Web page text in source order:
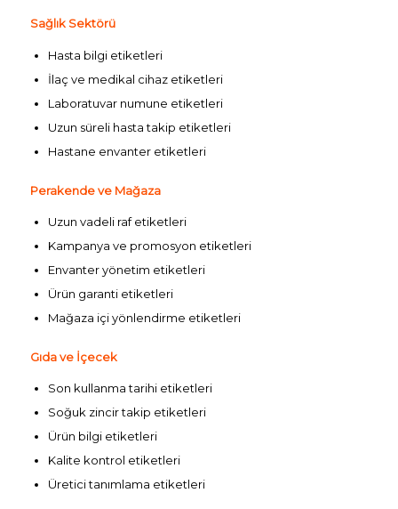
Sağlık Sektörü
Hasta bilgi etiketleri
İlaç ve medikal cihaz etiketleri
Laboratuvar numune etiketleri
Uzun süreli hasta takip etiketleri
Hastane envanter etiketleri
Perakende ve Mağaza
Uzun vadeli raf etiketleri
Kampanya ve promosyon etiketleri
Envanter yönetim etiketleri
Ürün garanti etiketleri
Mağaza içi yönlendirme etiketleri
Gıda ve İçecek
Son kullanma tarihi etiketleri
Soğuk zincir takip etiketleri
Ürün bilgi etiketleri
Kalite kontrol etiketleri
Üretici tanımlama etiketleri